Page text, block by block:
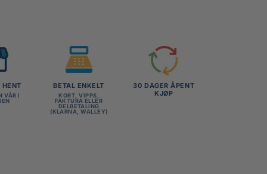
VÅR I
BETAL ENKELT
KORT, VIPPS,
FAKTURA ELLER
DELBETALING
(KLARNA, WALLEY)
30 DAGER ÅPENT
KJØP